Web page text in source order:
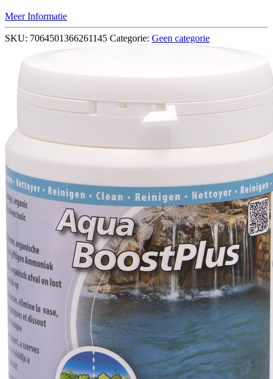
Meer Informatie
SKU: 7064501366261145 Categorie: Geen categorie